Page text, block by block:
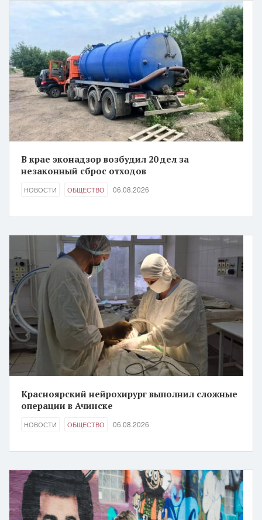
В крае эконадзор возбудил 20 дел за
незаконный сброс отходов
НОВОСТИ ОБЩЕСТВО 06.08.2026
Красноярский нейрохирург выполнил сложные
операции в Ачинске
НОВОСТИ ОБЩЕСТВО 06.08.2026